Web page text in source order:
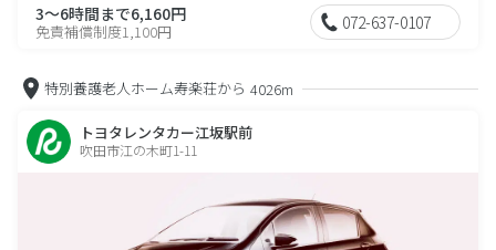
3～6時間まで6,160円
免責補償制度1,100円 072-637-0107
特別養護老人ホーム寿楽荘から 4026m
トヨタレンタカー江坂駅前
吹田市江の木町1-11